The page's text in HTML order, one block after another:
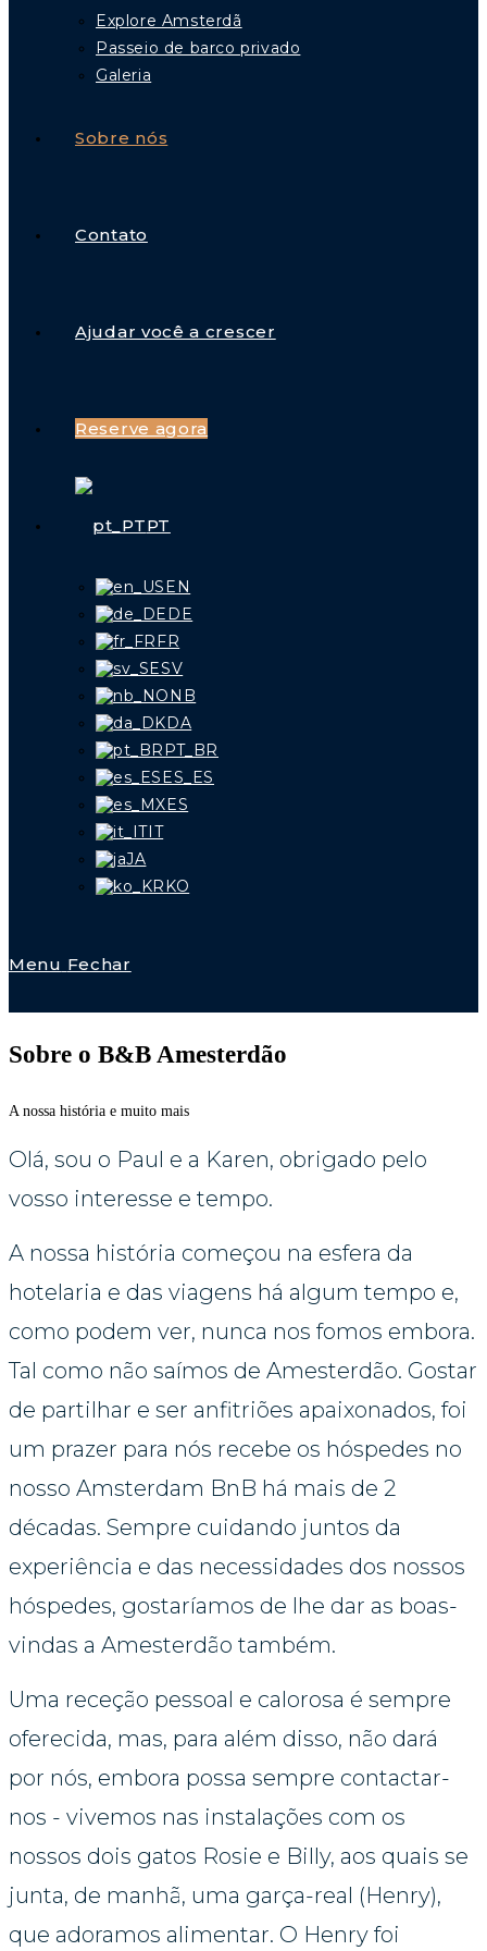
Explore Amsterdã
Passeio de barco privado
Galeria
Sobre nós
Contato
Ajudar você a crescer
Reserve agora
PT
EN
DE
FR
SV
NB
DA
PT_BR
ES_ES
ES
IT
JA
KO
Menu Fechar
Sobre o B&B Amesterdão
A nossa história e muito mais
Olá, sou o Paul e a Karen, obrigado pelo
vosso interesse e tempo.
A nossa história começou na esfera da
hotelaria e das viagens há algum tempo e,
como podem ver, nunca nos fomos embora.
Tal como não saímos de Amesterdão. Gostar
de partilhar e ser anfitriões apaixonados, foi
um prazer para nós recebe os hóspedes no
nosso Amsterdam BnB há mais de 2
décadas. Sempre cuidando juntos da
experiência e das necessidades dos nossos
hóspedes, gostaríamos de lhe dar as boas-
vindas a Amesterdão também.
Uma receção pessoal e calorosa é sempre
oferecida, mas, para além disso, não dará
por nós, embora possa sempre contactar-
nos - vivemos nas instalações com os
nossos dois gatos Rosie e Billy, aos quais se
junta, de manhã, uma garça-real (Henry),
que adoramos alimentar. O Henry foi